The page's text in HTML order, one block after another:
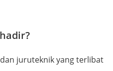
juruteknik yang terlibat